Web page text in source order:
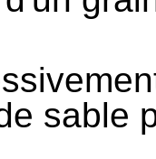
sable